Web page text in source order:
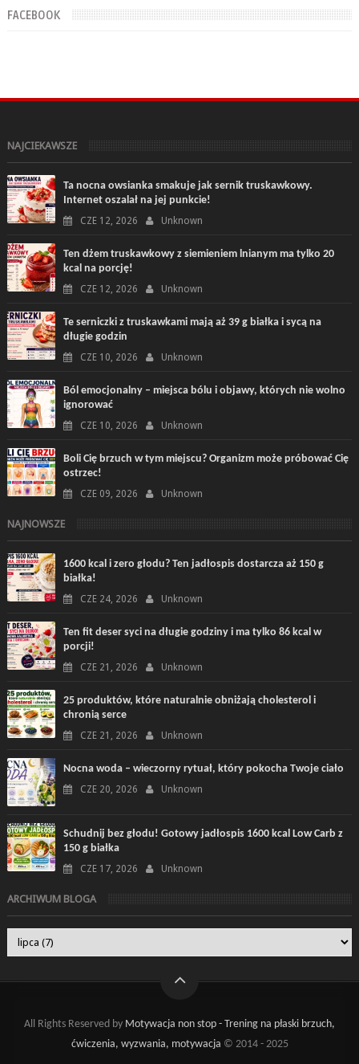
FACEBOOK
NAJCIEKAWSZE
Ta nocna owsianka smakuje jak sernik truskawkowy.
Internet oszalał na jej punkcie!
CZE 12, 2026 Unknown
Ten dżem truskawkowy z siemieniem lnianym ma tylko 20
kcal na porcję!
CZE 12, 2026 Unknown
Te serniczki z truskawkami mają aż 39 g białka i sycą na
długie godzin
CZE 10, 2026 Unknown
Ból emocjonalny – miejsca bólu i objawy, których nie wolno
ignorować
CZE 10, 2026 Unknown
Boli Cię brzuch w tym miejscu? Organizm może próbować Cię
ostrzec!
CZE 09, 2026 Unknown
NAJNOWSZE
1600 kcal i zero głodu? Ten jadłospis dostarcza aż 150 g
białka!
CZE 24, 2026 Unknown
Ten fit deser syci na długie godziny i ma tylko 86 kcal w
porcji!
CZE 21, 2026 Unknown
25 produktów, które naturalnie obniżają cholesterol i
chronią serce
CZE 21, 2026 Unknown
Nocna woda – wieczorny rytuał, który pokocha Twoje ciało
CZE 20, 2026 Unknown
Schudnij bez głodu! Gotowy jadłospis 1600 kcal Low Carb z
150 g białka
CZE 17, 2026 Unknown
ARCHIWUM BLOGA
All Rights Reserved by Motywacja non stop - Trening na płaski brzuch,
ćwiczenia, wyzwania, motywacja © 2014 - 2025